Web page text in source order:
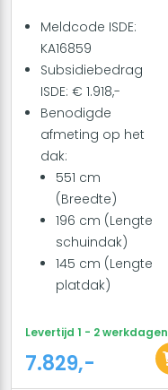
Meldcode ISDE:
KA16859
Subsidiebedrag
ISDE: € 1.918,-
Benodigde
afmeting op het
dak:
551 cm
(Breedte)
196 cm (Lengte
schuindak)
145 cm (Lengte
platdak)
Levertijd 1 - 2 werkdagen
7.829,-